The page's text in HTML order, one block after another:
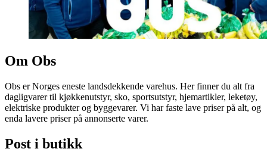
Om Obs
Obs er Norges eneste landsdekkende varehus. Her finner du alt fra
dagligvarer til kjøkkenutstyr, sko, sportsutstyr, hjemartikler, leketøy,
elektriske produkter og byggevarer. Vi har faste lave priser på alt, og
enda lavere priser på annonserte varer.
Post i butikk